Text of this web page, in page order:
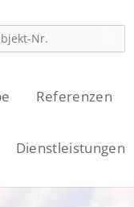
Referenzen
Dienstleistungen